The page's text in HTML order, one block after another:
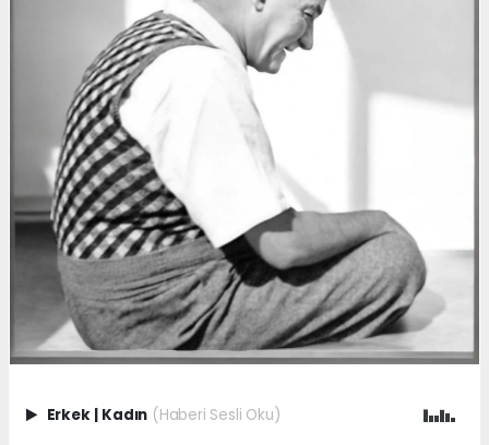
Erkek | Kadın (Haberi Sesli Oku)